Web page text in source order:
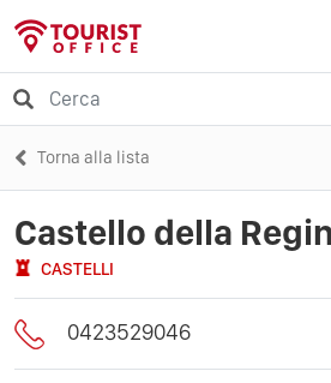
Torna alla lista
Castello della
CASTELLI
0423529046